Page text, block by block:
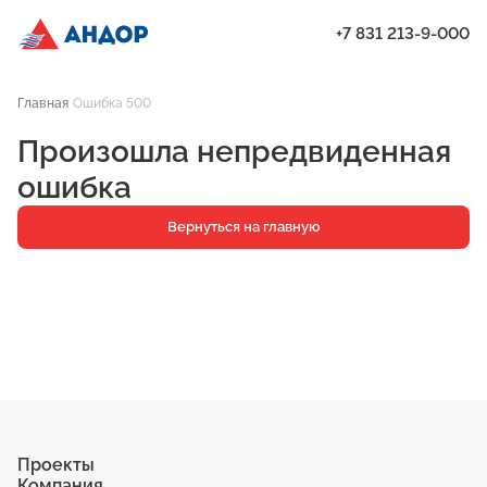
Проекты
Квартиры
Паркинг
Кладовые
+7 831 213-9-000
Главная Ошибка 500
Произошла непредвиденная
ошибка
Вернуться на главную
Проекты